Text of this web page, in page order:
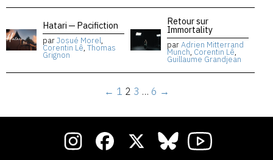
Hatari — Pacifiction
parJosué Morel,
Corentin Lê, Thomas
Grignon
Retour sur
Immortality
parAdrien Mitterrand
Munch, Corentin Lê,
Guillaume Grandjean
← 1 2 3 … 6 →